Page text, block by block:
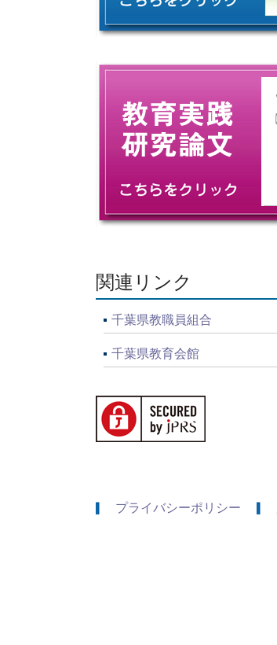
関連リンク
千葉県教職員組合
千葉県教育会館
プライバシーポリシー